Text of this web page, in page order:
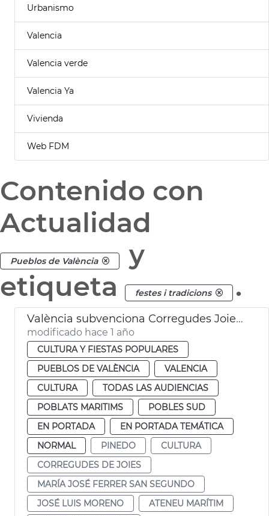
Urbanismo
Valencia
Valencia verde
Valencia Ya
Vivienda
Web FDM
Contenido con
Actualidad
Pueblos de València
y
etiqueta
festes i tradicions .
València subvenciona Corregudes Joies de Pinedo
modificado hace 1 año
CULTURA Y FIESTAS POPULARES
PUEBLOS DE VALÈNCIA
VALENCIA
CULTURA
TODAS LAS AUDIENCIAS
POBLATS MARITIMS
POBLES SUD
EN PORTADA
EN PORTADA TEMÁTICA
NORMAL
PINEDO
CULTURA
CORREGUDES DE JOIES
MARÍA JOSÉ FERRER SAN SEGUNDO
JOSÉ LUIS MORENO
ATENEU MARÍTIM